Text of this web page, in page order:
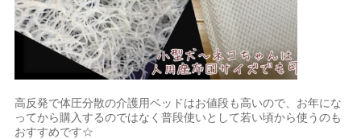
高反発で体圧分散の介護用ベッドはお値段も高いので、お年にな
ってから購入するのではなく普段使いとして若い頃から使うのも
おすすめです☆